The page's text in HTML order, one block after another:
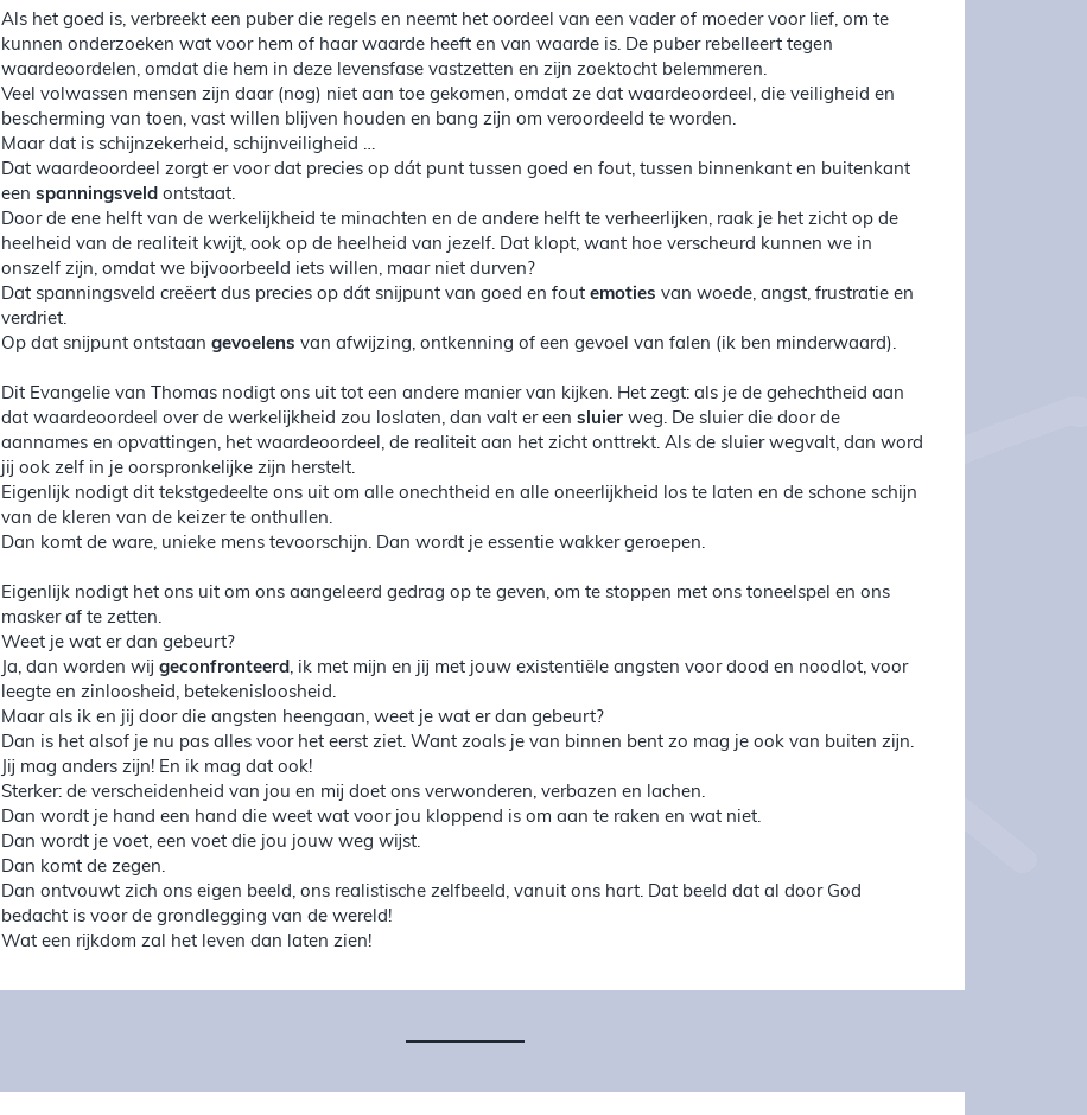
Als het goed is, verbreekt een puber die regels en neemt het oordeel van een vader of moeder voor lief, om te
kunnen onderzoeken wat voor hem of haar waarde heeft en van waarde is. De puber rebelleert tegen
waardeoordelen, omdat die hem in deze levensfase vastzetten en zijn zoektocht belemmeren.
Veel volwassen mensen zijn daar (nog) niet aan toe gekomen, omdat ze dat waardeoordeel, die veiligheid en
bescherming van toen, vast willen blijven houden en bang zijn om veroordeeld te worden.
Maar dat is schijnzekerheid, schijnveiligheid …
Dat waardeoordeel zorgt er voor dat precies op dát punt tussen goed en fout, tussen binnenkant en buitenkant
een spanningsveld ontstaat.
Door de ene helft van de werkelijkheid te minachten en de andere helft te verheerlijken, raak je het zicht op de
heelheid van de realiteit kwijt, ook op de heelheid van jezelf. Dat klopt, want hoe verscheurd kunnen we in
onszelf zijn, omdat we bijvoorbeeld iets willen, maar niet durven?
Dat spanningsveld creëert dus precies op dát snijpunt van goed en fout emoties van woede, angst, frustratie en
verdriet.
Op dat snijpunt ontstaan gevoelens van afwijzing, ontkenning of een gevoel van falen (ik ben minderwaard).
Dit Evangelie van Thomas nodigt ons uit tot een andere manier van kijken. Het zegt: als je de gehechtheid aan
dat waardeoordeel over de werkelijkheid zou loslaten, dan valt er een sluier weg. De sluier die door de
aannames en opvattingen, het waardeoordeel, de realiteit aan het zicht onttrekt. Als de sluier wegvalt, dan word
jij ook zelf in je oorspronkelijke zijn herstelt.
Eigenlijk nodigt dit tekstgedeelte ons uit om alle onechtheid en alle oneerlijkheid los te laten en de schone schijn
van de kleren van de keizer te onthullen.
Dan komt de ware, unieke mens tevoorschijn. Dan wordt je essentie wakker geroepen.
Eigenlijk nodigt het ons uit om ons aangeleerd gedrag op te geven, om te stoppen met ons toneelspel en ons
masker af te zetten.
Weet je wat er dan gebeurt?
Ja, dan worden wij geconfronteerd , ik met mijn en jij met jouw existentiële angsten voor dood en noodlot, voor
leegte en zinloosheid, betekenisloosheid.
Maar als ik en jij door die angsten heengaan, weet je wat er dan gebeurt?
Dan is het alsof je nu pas alles voor het eerst ziet. Want zoals je van binnen bent zo mag je ook van buiten zijn.
Jij mag anders zijn! En ik mag dat ook!
Sterker: de verscheidenheid van jou en mij doet ons verwonderen, verbazen en lachen.
Dan wordt je hand een hand die weet wat voor jou kloppend is om aan te raken en wat niet.
Dan wordt je voet, een voet die jou jouw weg wijst.
Dan komt de zegen.
Dan ontvouwt zich ons eigen beeld, ons realistische zelfbeeld, vanuit ons hart. Dat beeld dat al door God
bedacht is voor de grondlegging van de wereld!
Wat een rijkdom zal het leven dan laten zien!